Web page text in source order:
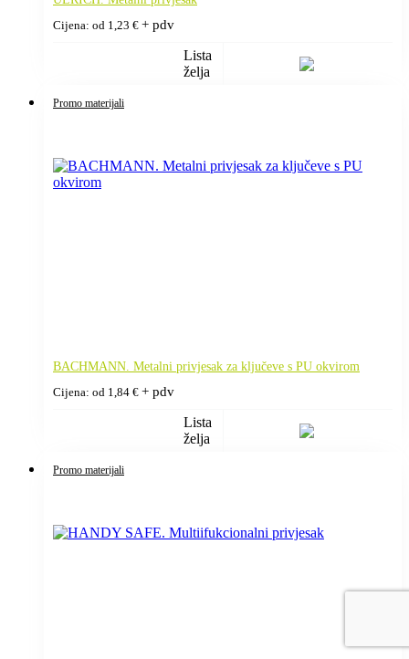
Cijena: od 1,23 € + pdv
Lista
želja
Promo materijali
BACHMANN. Metalni privjesak za ključeve s PU okvirom
Cijena: od 1,84 € + pdv
Lista
želja
Promo materijali